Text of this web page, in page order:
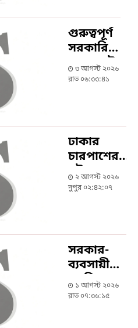
গুরুত্বপূর্ণ
সরকারি
ভবনে সৌর
প্যানেল
৩ আগস্ট ২০২৬
রাত ০৬:৩৩:৪১
ঢাকার
চারপাশের
নৌপথগুলো
সচল করার
২ আগস্ট ২০২৬
দুপুর ০২:৪২:০৭
সরকার-
ব্যবসায়ীদের
সমন্বিত
প্রচেষ্টায়
১ আগস্ট ২০২৬
রাত ০৭:৩৬:১৫